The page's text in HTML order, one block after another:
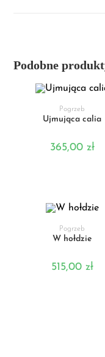
Podobne
DODAJ DOPogrzeb
Ujmująca calia
365,00 zł
DODAJ DOPogrzeb
W hołdzie
515,00 zł